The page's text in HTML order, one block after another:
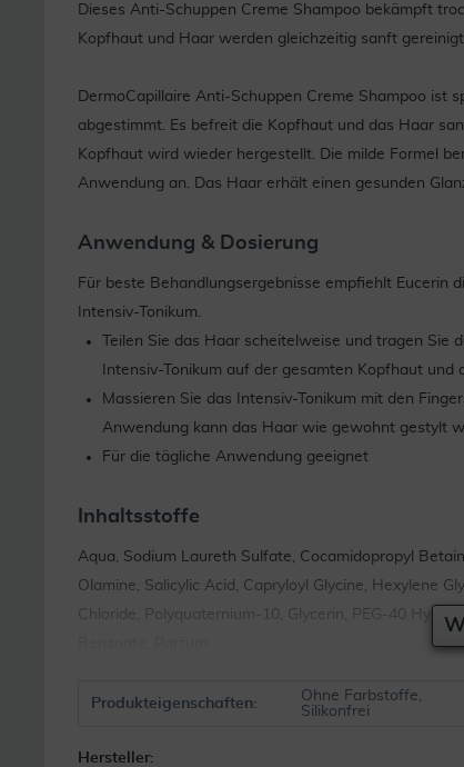
Dieses Anti-Schuppen Creme Shampoo bekämpft
Kopfhaut und Haar werden gleichzeitig sanft gereinigt.
DermoCapillaire Anti-Schuppen Creme Shampoo ist
abgestimmt. Es befreit die Kopfhaut und das Haar
Kopfhaut wird wieder hergestellt. Die milde Formel
Anwendung an. Das Haar erhält einen gesunden
Anwendung & Dosierung
Für beste Behandlungsergebnisse empfiehlt Eucerin
Intensiv-Tonikum.
Teilen Sie das Haar scheitelweise und tragen Sie
Intensiv-Tonikum auf der gesamten Kopfhaut und
Massieren Sie das Intensiv-Tonikum mit den
Anwendung kann das Haar wie gewohnt gestylt
Für die tägliche Anwendung geeignet
Inhaltsstoffe
Aqua, Sodium Laureth Sulfate, Cocamidopropyl
Olamine, Salicylic Acid, Capryloyl Glycine, Hexylene
Chloride, Polyquaternium-10, Glycerin, PEG-40
Produkteigenschaften:
Ohne Farbstoffe,
Silikonfrei
Hersteller: